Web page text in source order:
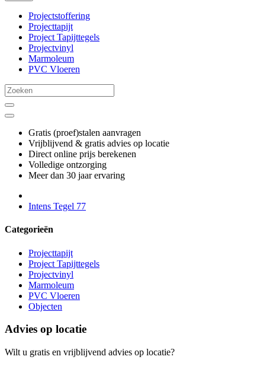
Projectstoffering
Projecttapijt
Project Tapijttegels
Projectvinyl
Marmoleum
PVC Vloeren
Gratis (proef)stalen aanvragen
Vrijblijvend & gratis advies op locatie
Direct online prijs berekenen
Volledige ontzorging
Meer dan 30 jaar ervaring
Intens Tegel 77
Categorieën
Projecttapijt
Project Tapijttegels
Projectvinyl
Marmoleum
PVC Vloeren
Objecten
Advies op locatie
Wilt u gratis en vrijblijvend advies op locatie?